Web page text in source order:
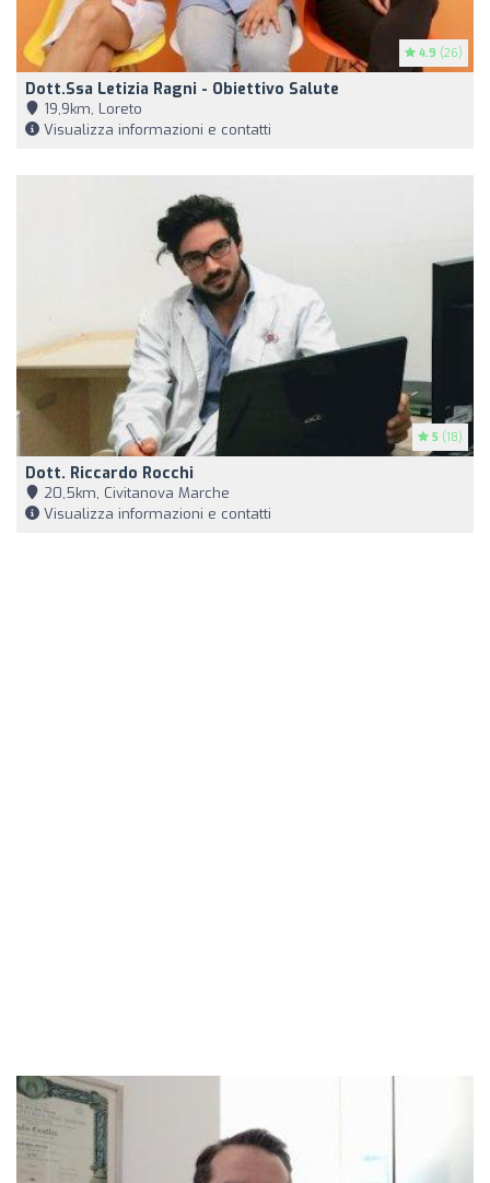
4.9 (26)
Dott.ssa Letizia Ragni - Obiettivo Salute
19,9km, Loreto
Visualizza informazioni e contatti
5 (18)
Dott. Riccardo Rocchi
20,5km, Civitanova Marche
Visualizza informazioni e contatti